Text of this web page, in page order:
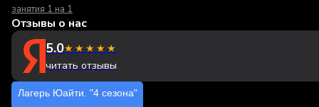
занятия 1 на 1
Отзывы о нас
5.0★★★★★
читать отзывы
Лагерь Юайти. "4 сезона"